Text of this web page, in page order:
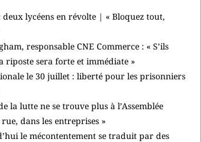
deux lycéens en révolte | « Bloquez tout,
responsable CNE Commerce : « S’ils
riposte sera forte et immédiate »
le 30 juillet : liberté pour les prisonniers
la lutte ne se trouve plus à l’Assemblée
dans les entreprises »
le mécontentement se traduit par des